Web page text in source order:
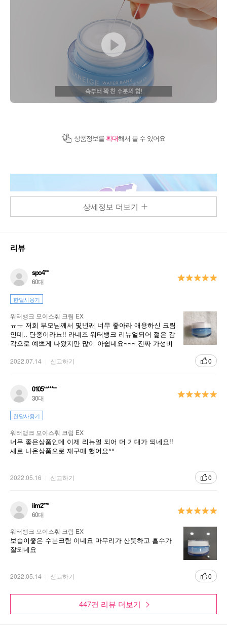
상품정보를 확대해서 볼 수 있어요
상세정보 더보기
리뷰
spo4**
60대
한달사용기
워터뱅크 모이스춰 크림 EX
ㅠㅠ 저희 부모님께서 몇년째 너무 좋아라 애용하신 크림
인데.. 단종이라뇨!! 라네즈 워터뱅크 리뉴얼되어 젊은 감
각으로 예쁘게 나왔지만 많이 아쉽네요~~~ 진짜 가성비
2022.07.14 신고하기 0
0105*******
30대
한달사용기
워터뱅크 모이스춰 크림 EX
너무 좋은상품인데 이제 리뉴얼 되어 더 기대가 되네요!!
새로 나온상품으로 재구매 했어요^^
2022.05.16 신고하기 0
iim2***
60대
워터뱅크 모이스춰 크림 EX
보습이좋은 수분크림 이네요 마무리가 산뜻하고 흡수가
잘되네요
2022.05.14 신고하기 0
447건 리뷰 더보기